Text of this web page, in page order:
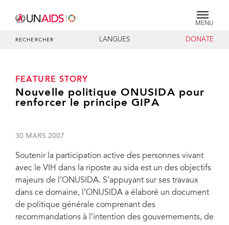
MENU
RECHERCHER LANGUES DONATE
FEATURE STORY
Nouvelle politique ONUSIDA pour
renforcer le principe GIPA
30 MARS 2007
Soutenir la participation active des personnes vivant
avec le VIH dans la riposte au sida est un des objectifs
majeurs de l’ONUSIDA. S’appuyant sur ses travaux
dans ce domaine, l’ONUSIDA a élaboré un document
de politique générale comprenant des
recommandations à l’intention des gouvernements, de